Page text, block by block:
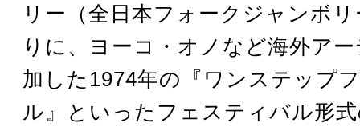
リー（全日本フォークジャンボ
りに、ヨーコ・オノなど海外ア
加した1974年の『ワンステップ
ル』といったフェスティバル形